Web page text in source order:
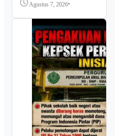
Agustus 7, 2026•